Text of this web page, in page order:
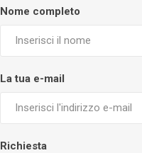
Nome completo
La tua e-mail
Richiesta